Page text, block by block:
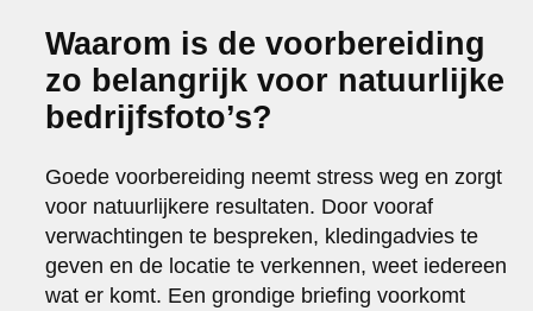
Waarom is de voorbereiding
zo belangrijk voor natuurlijke
bedrijfsfoto’s?
Goede voorbereiding neemt stress weg en zorgt
voor natuurlijkere resultaten. Door vooraf
verwachtingen te bespreken, kledingadvies te
geven en de locatie te verkennen, weet iedereen
wat er komt. Een grondige briefing voorkomt